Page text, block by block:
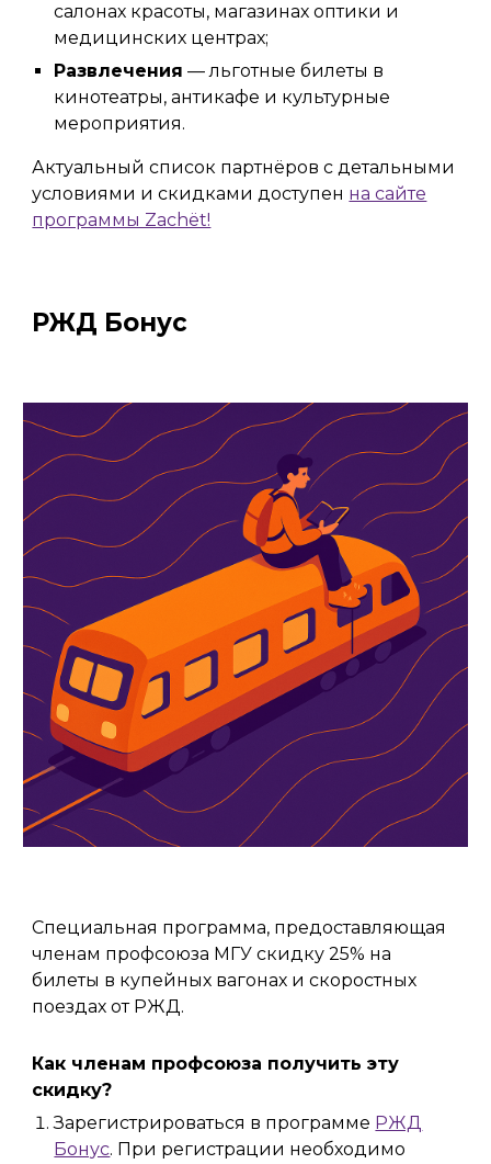
салонах красоты, магазинах оптики и
медицинских центрах;
Развлечения — льготные билеты в
кинотеатры, антикафе и культурные
мероприятия.
Актуальный список партнёров с детальными
условиями и скидками доступен на сайте
программы Zachёt!
РЖД Бонус
Специальная программа, предоставляющая
членам профсоюза МГУ скидку 25% на
билеты в купейных вагонах и скоростных
поездахот РЖД.
Как членам профсоюза получить эту
скидку?
Зарегистрироваться в программе РЖД
Бонус. При регистрации необходимо